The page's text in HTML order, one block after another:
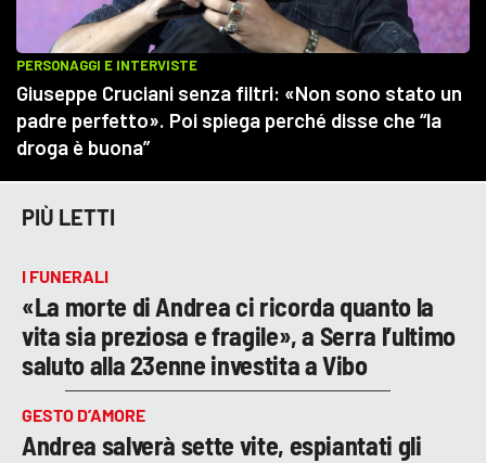
PIÙ LETTI
I FUNERALI
«La morte di Andrea ci ricorda quanto la
vita sia preziosa e fragile», a Serra l’ultimo
saluto alla 23enne investita a Vibo
GESTO D’AMORE
Andrea salverà sette vite, espiantati gli